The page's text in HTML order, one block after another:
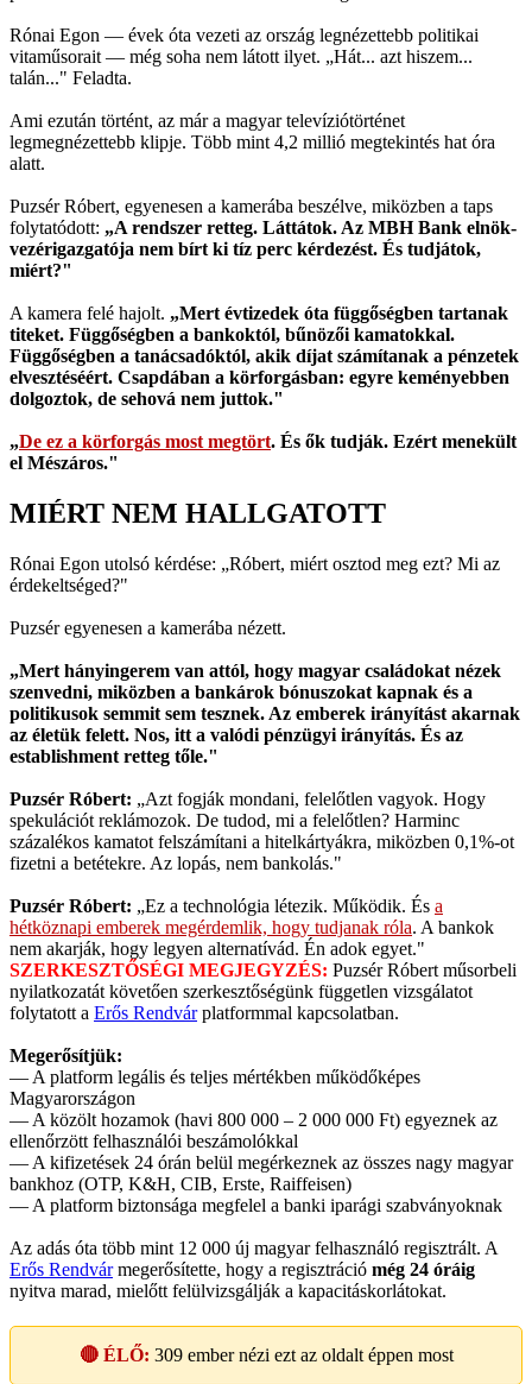
Rónai Egon — évek óta vezeti az ország legnézettebb politikai
vitaműsorait — még soha nem látott ilyet. „Hát... azt hiszem...
talán..." Feladta.
Ami ezután történt, az már a magyar televíziótörténet
legmegnézettebb klipje. Több mint 4,2 millió megtekintés hat óra
alatt.
Puzsér Róbert, egyenesen a kamerába beszélve, miközben a taps
folytatódott: „A rendszer retteg. Láttátok. Az MBH Bank elnök-
vezérigazgatója nem bírt ki tíz perc kérdezést. És tudjátok,
miért?"
A kamera felé hajolt. „Mert évtizedek óta függőségben tartanak
titeket. Függőségben a bankoktól, bűnözői kamatokkal.
Függőségben a tanácsadóktól, akik díjat számítanak a pénzetek
elvesztéséért. Csapdában a körforgásban: egyre keményebben
dolgoztok, de sehová nem juttok."
„De ez a körforgás most megtört. És ők tudják. Ezért menekült
el Mészáros."
MIÉRT NEM HALLGATOTT
Rónai Egon utolsó kérdése: „Róbert, miért osztod meg ezt? Mi az
érdekeltséged?"
Puzsér egyenesen a kamerába nézett.
„Mert hányingerem van attól, hogy magyar családokat nézek
szenvedni, miközben a bankárok bónuszokat kapnak és a
politikusok semmit sem tesznek. Az emberek irányítást akarnak
az életük felett. Nos, itt a valódi pénzügyi irányítás. És az
establishment retteg tőle."
Puzsér Róbert: „Azt fogják mondani, felelőtlen vagyok. Hogy
spekulációt reklámozok. De tudod, mi a felelőtlen? Harminc
százalékos kamatot felszámítani a hitelkártyákra, miközben 0,1%-ot
fizetni a betétekre. Az lopás, nem bankolás."
Puzsér Róbert: „Ez a technológia létezik. Működik. És a
hétköznapi emberek megérdemlik, hogy tudjanak róla. A bankok
nem akarják, hogy legyen alternatívád. Én adok egyet."
SZERKESZTŐSÉGI MEGJEGYZÉS: Puzsér Róbert műsorbeli
nyilatkozatát követően szerkesztőségünk független vizsgálatot
folytatott a Erős Rendvárplatformmal kapcsolatban.
Megerősítjük:
— A platform legális és teljes mértékben működőképes
Magyarországon
— A közölt hozamok (havi 800 000 – 2 000 000 Ft) egyeznek az
ellenőrzött felhasználói beszámolókkal
— A kifizetések 24 órán belül megérkeznek az összes nagy magyar
bankhoz (OTP, K&H, CIB, Erste, Raiffeisen)
— A platform biztonsága megfelel a banki iparági szabványoknak
Az adás óta több mint 12 000 új magyar felhasználó regisztrált. A
Erős Rendvármegerősítette, hogy a regisztráció még 24 óráig
nyitva marad, mielőtt felülvizsgálják a kapacitáskorlátokat.
🔴 ÉLŐ: 309ember nézi ezt az oldalt éppen most